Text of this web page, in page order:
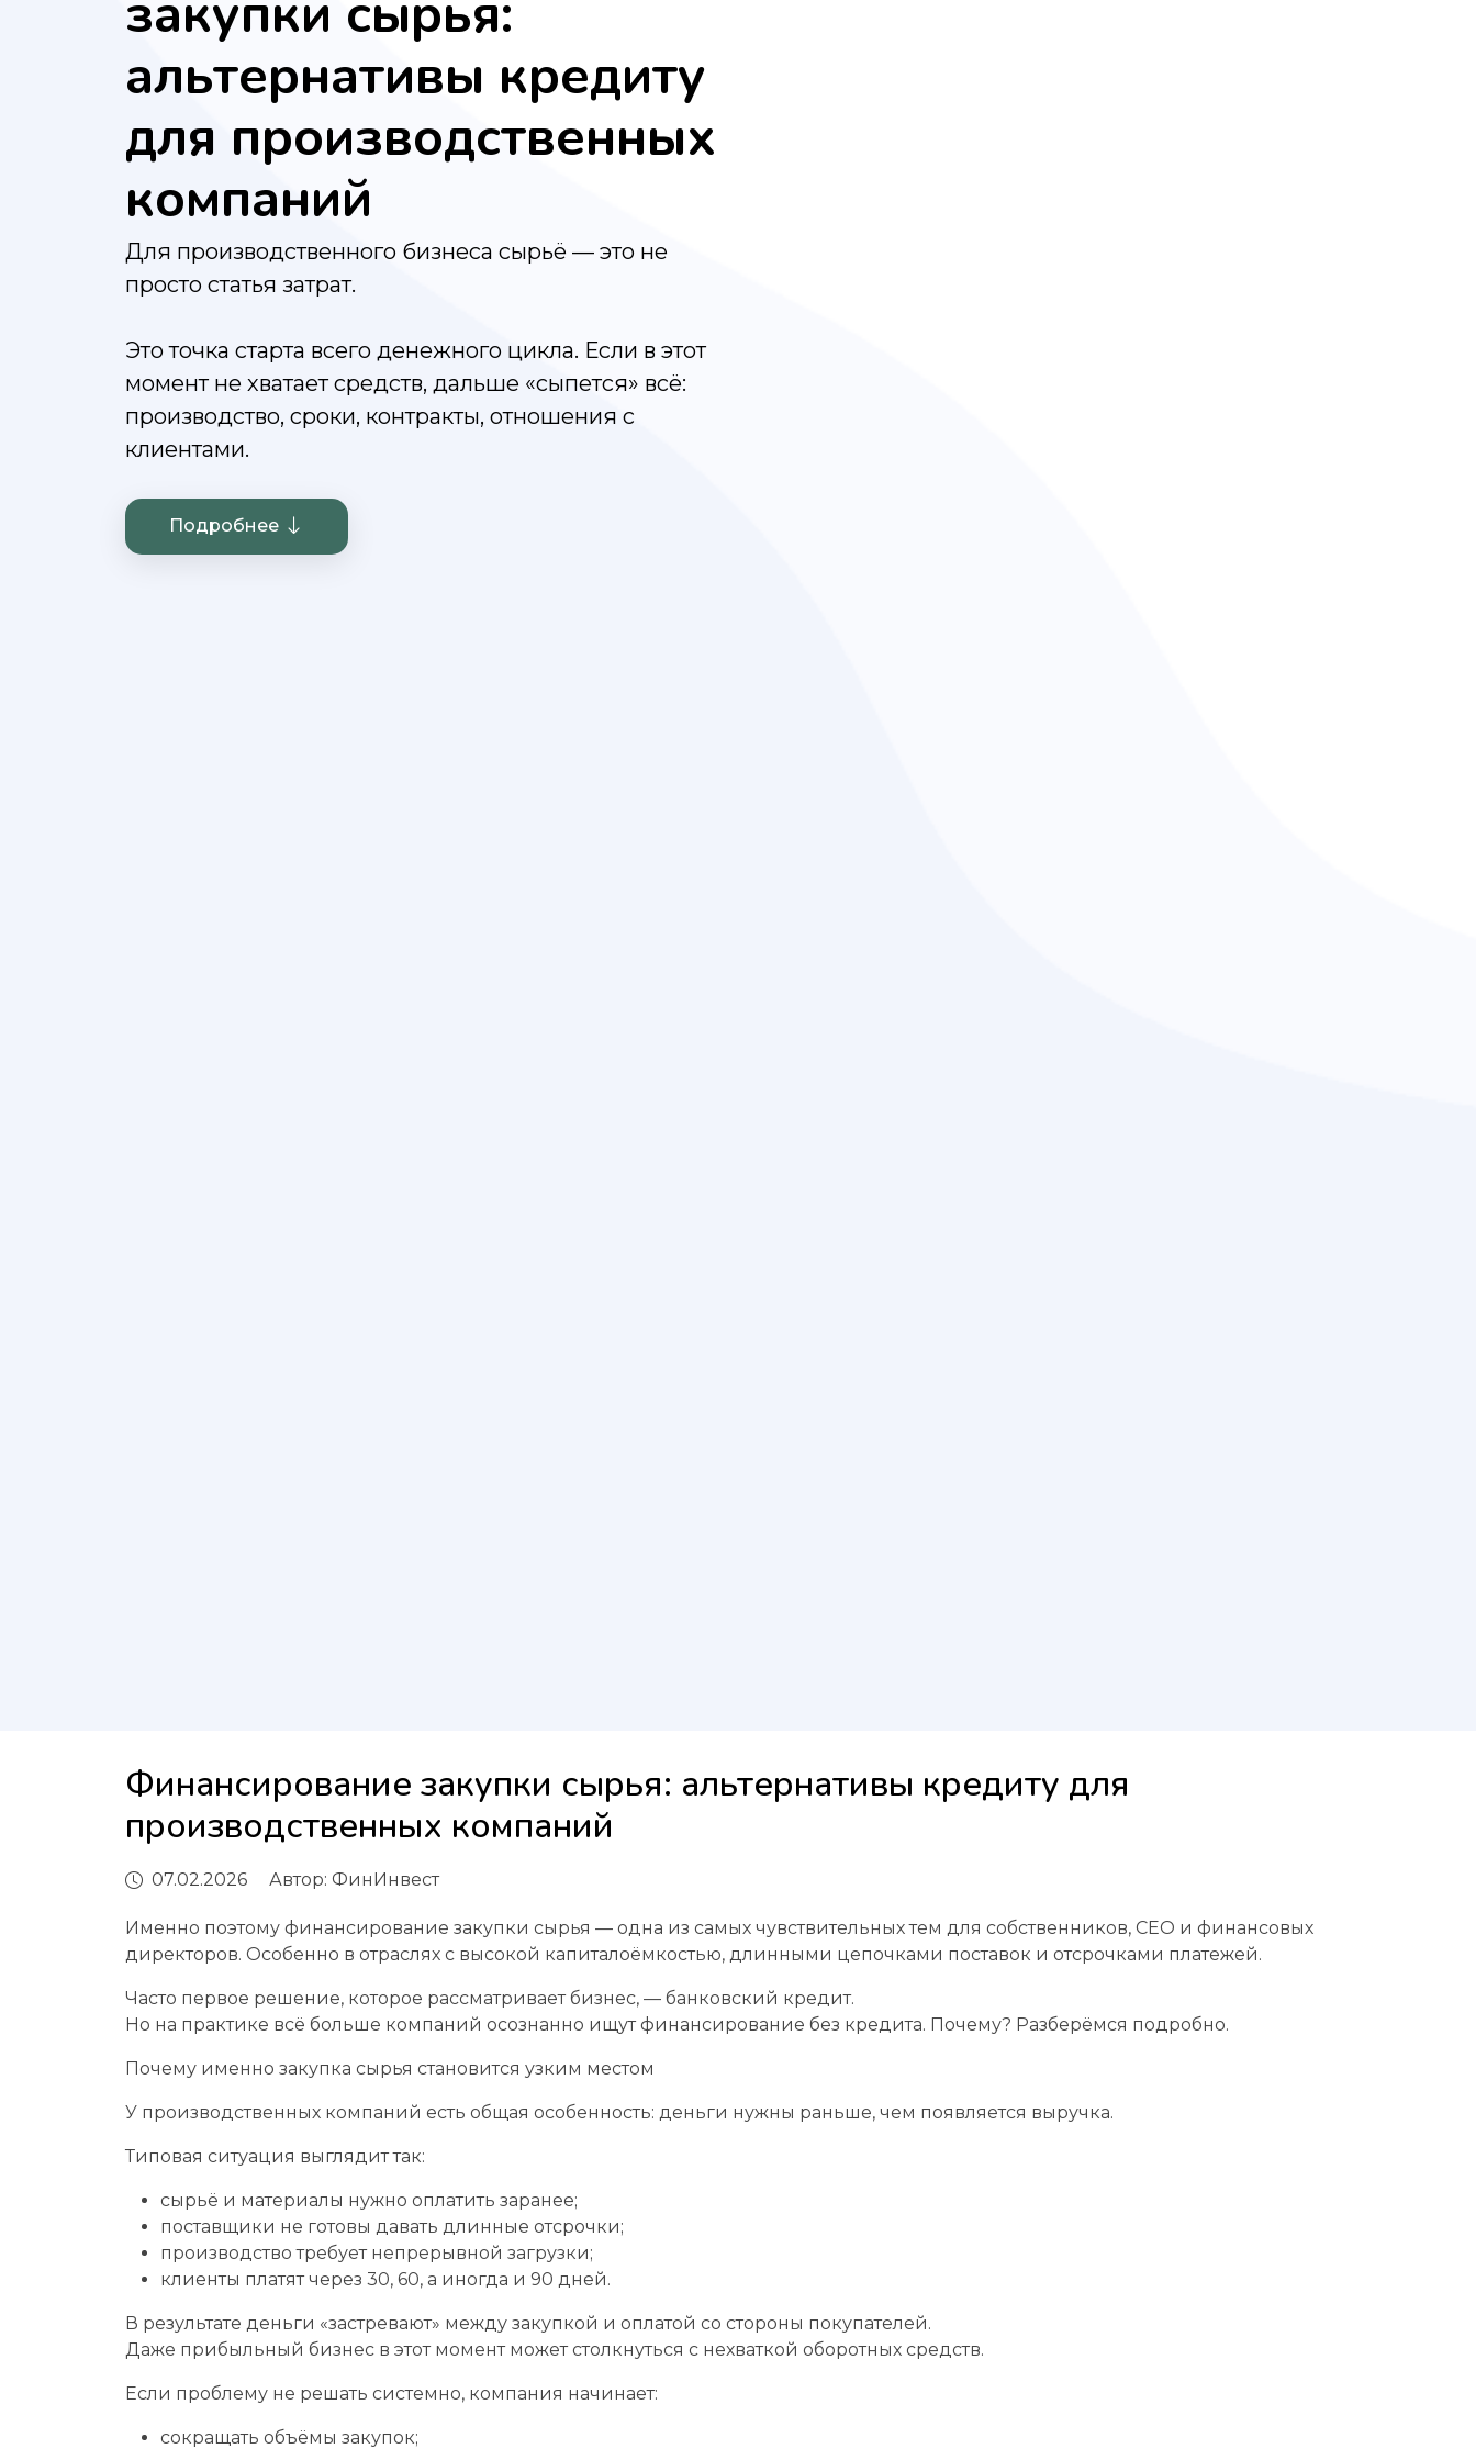
альтернативы кредиту
для производственных
компаний
Для производственного бизнеса сырьё — это не
просто статья затрат.
Это точка старта всего денежного цикла. Если в этот
момент не хватает средств, дальше «сыпется» всё:
производство, сроки, контракты, отношения с
клиентами.
Подробнее
Финансирование закупки сырья: альтернативы кредиту для
производственных компаний
07.02.2026 Автор: ФинИнвест
Именно поэтому финансирование закупки сырья — одна из самых чувствительных тем для собственников, CEO и финансовых
директоров. Особенно в отраслях с высокой капиталоёмкостью, длинными цепочками поставок и отсрочками платежей.
Часто первое решение, которое рассматривает бизнес, — банковский кредит.
Но на практике всё больше компаний осознанно ищут финансирование без кредита. Почему? Разберёмся подробно.
Почему именно закупка сырья становится узким местом
У производственных компаний есть общая особенность: деньги нужны раньше, чем появляется выручка.
Типовая ситуация выглядит так:
сырьё и материалы нужно оплатить заранее;
поставщики не готовы давать длинные отсрочки;
производство требует непрерывной загрузки;
клиенты платят через 30, 60, а иногда и 90 дней.
В результате деньги «застревают» между закупкой и оплатой со стороны покупателей.
Даже прибыльный бизнес в этот момент может столкнуться с нехваткой оборотных средств.
Если проблему не решать системно, компания начинает:
сокращать объёмы закупок;